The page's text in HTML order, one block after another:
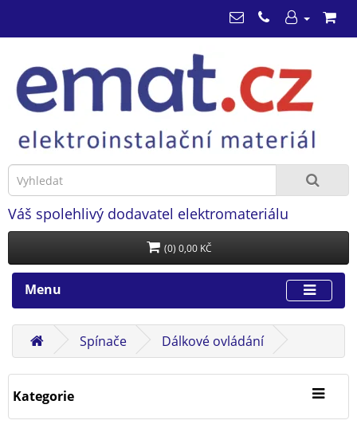
Váš spolehlivý dodavatel elektromateriálu
(0) 0,00 KČ
Menu
Spínače Dálkové ovládání
Kategorie